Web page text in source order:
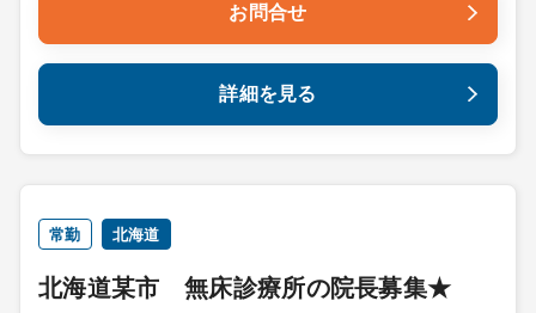
お問合せ
詳細を見る
常勤 北海道
北海道某市 無床診療所の院長募集★